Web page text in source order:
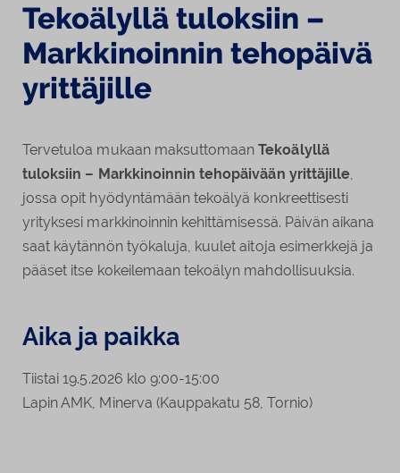
Tekoälyllä tuloksiin –
Markkinoinnin tehopäivä
yrittäjille
Tervetuloa mukaan maksuttomaanTekoälyllä
tuloksiin – Markkinoinnin tehopäivään yrittäjille
jossa opit hyödyntämään tekoälyä konkreettisesti
yrityksesi markkinoinnin kehittämisessä. Päivän aikana
saat käytännön työkaluja, kuulet aitoja esimerkkejä ja
pääset itse kokeilemaan tekoälyn mahdollisuuksia.
Aika ja paikka
Tiistai 19.5.2026 klo 9:00-15:00
Lapin AMK, Minerva (Kauppakatu 58, Tornio)